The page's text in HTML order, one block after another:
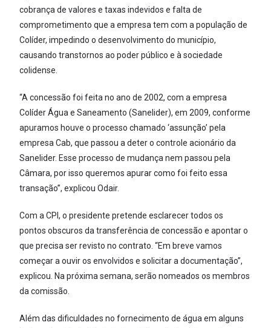
cobrança de valores e taxas indevidos e falta de
comprometimento que a empresa tem com a população de
Colíder, impedindo o desenvolvimento do município,
causando transtornos ao poder público e à sociedade
colidense.
“A concessão foi feita no ano de 2002, com a empresa
Colíder Água e Saneamento (Sanelider), em 2009, conforme
apuramos houve o processo chamado ‘assunção’ pela
empresa Cab, que passou a deter o controle acionário da
Sanelider. Esse processo de mudança nem passou pela
Câmara, por isso queremos apurar como foi feito essa
transação”, explicou Odair.
Com a CPI, o presidente pretende esclarecer todos os
pontos obscuros da transferência de concessão e apontar o
que precisa ser revisto no contrato. “Em breve vamos
começar a ouvir os envolvidos e solicitar a documentação”,
explicou. Na próxima semana, serão nomeados os membros
da comissão.
Além das dificuldades no fornecimento de água em alguns